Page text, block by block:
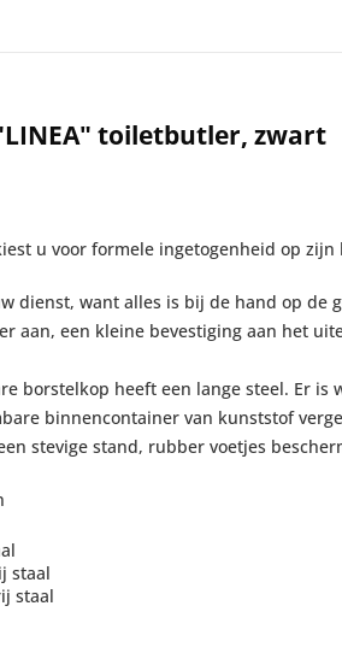
toiletbutler, zwart
u voor formele ingetogenheid op zijn
dienst, want alles is bij de hand op de
aan, een kleine bevestiging aan het
borstelkop heeft een lange steel. Er
binnencontainer van kunststof
stevige stand, rubber voetjes
staal
staal